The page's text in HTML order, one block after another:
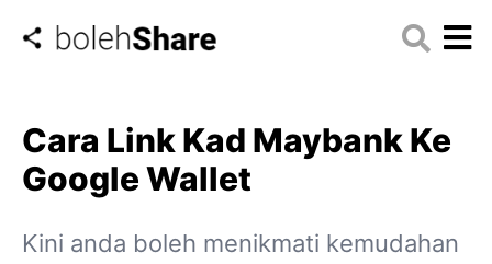
Cara Link Kad Maybank Ke
Google Wallet
Kini anda boleh menikmati kemudahan